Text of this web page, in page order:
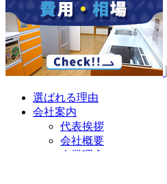
選ばれる理由
会社案内
代表挨拶
会社概要
企業理念